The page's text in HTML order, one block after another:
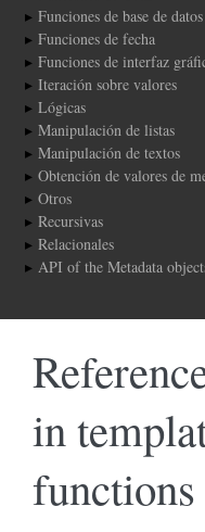
Funciones de base de datos
Funciones de fecha
Funciones de interfaz
Iteración sobre valores
Lógicas
Manipulación de listas
Manipulación de textos
Obtención de valores de
Otros
Recursivas
Relacionales
API of the Metadata
in
functions